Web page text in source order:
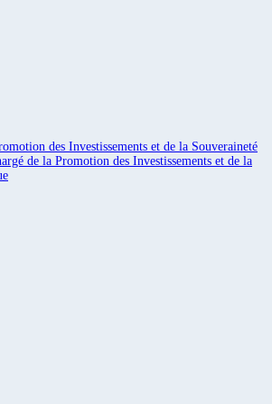
des Investissements et de la Souveraineté
de la Promotion des Investissements et de la